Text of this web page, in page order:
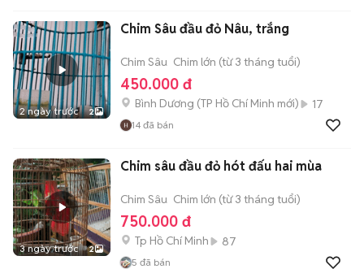
2 ngày trước 2
Chim Sâu đầu đỏ Nâu, trắng
Chim Sâu Chim lớn (từ 3 tháng tuổi)
450.000 đ
Bình Dương (TP Hồ Chí Minh mới) 17
14 đã bán
3 ngày trước 2
Chim sâu đầu đỏ hót đấu hai mùa
Chim Sâu Chim lớn (từ 3 tháng tuổi)
750.000 đ
Tp Hồ Chí Minh 87
5 đã bán